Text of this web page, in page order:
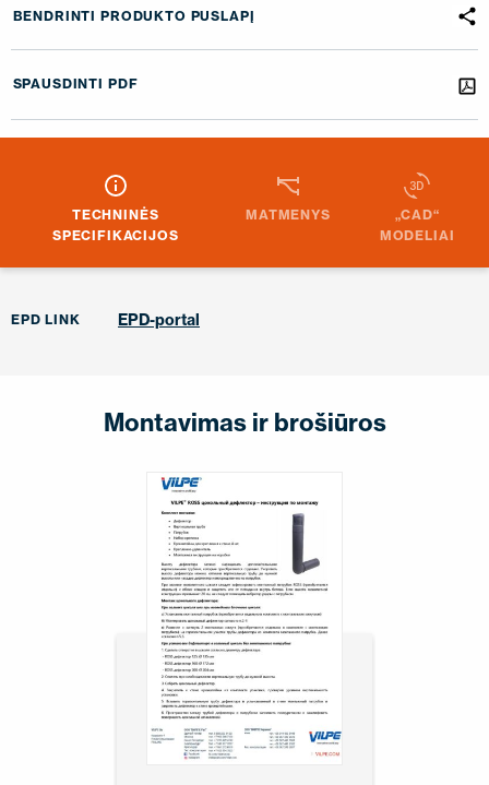
BENDRINTI PRODUKTO PUSLAPĮ
SPAUSDINTI PDF
TECHNINĖS
SPECIFIKACIJOS
MATMENYS
„CAD“
MODELIAI
EPD LINK EPD-portal
Montavimas ir brošiūros